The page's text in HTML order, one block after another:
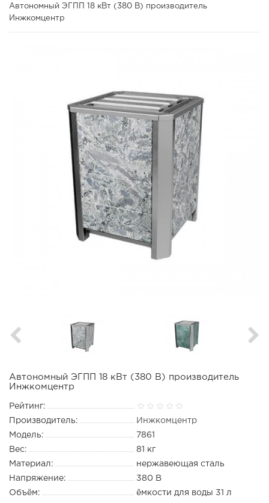
Автономный ЭГПП 18 кВт (380 В) производитель
Инжкомцентр
Автономный ЭГПП 18 кВт (380 В) производитель
Инжкомцентр
Рейтинг:
Производитель:
Инжкомцентр
Модель:
7861
Вес:
81 кг
Материал:
нержавеющая сталь
Напряжение:
380 В
Объём:
ёмкости для воды 31 л